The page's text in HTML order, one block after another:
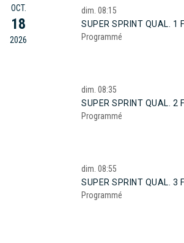
OCT.
18
2026
dim. 08:15
SUPER SPRINT QUAL. 1
Programmé
dim. 08:35
SUPER SPRINT QUAL. 2
Programmé
dim. 08:55
SUPER SPRINT QUAL. 3
Programmé